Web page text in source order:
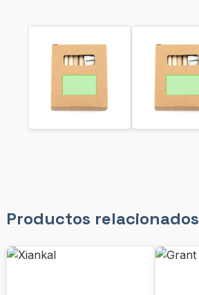
Productos relacionados